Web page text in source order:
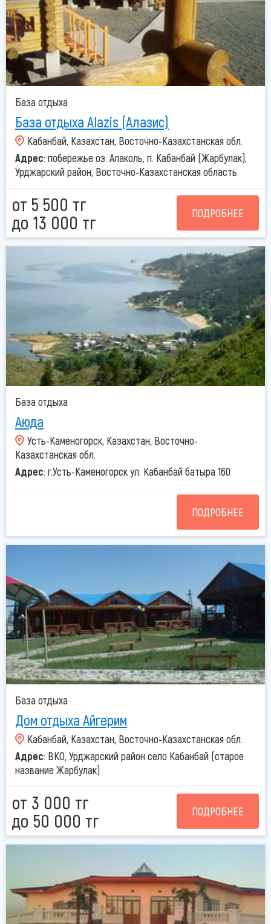
Полулюкс» 2-х местный № 401, 402, 403,
404, 405, 406, 501, 502,503
«Полулюкс», вместимостью от 2 до 3 человек. Двуспальная
кровать, раскладное кресло, ТВ, санузел с душевой.
Двуспальная кровать, ТВ, санузел с душевой.
База отдыха
База отдыха Alazis (Алазис)
Кабанбай, Казахстан, Восточно-Казахстанская обл.
Адрес: побережье оз. Алаколь, п. Кабанбай (Жарбулак),
Урджарский район, Восточно-Казахстанская область
от 5 500 тг
до 13 000 тг
ПОДРОБНЕЕ
База отдыха
Аюда
Усть-Каменогорск, Казахстан, Восточно-
Казахстанская обл.
Адрес: г.Усть-Каменогорск ул. Кабанбай батыра 160
ПОДРОБНЕЕ
База отдыха
Дом отдыха Айгерим
Кабанбай, Казахстан, Восточно-Казахстанская обл.
Адрес: ВКО, Урджарский район село Кабанбай (старое
название Жарбулак)
от 3 000 тг
до 50 000 тг
ПОДРОБНЕЕ